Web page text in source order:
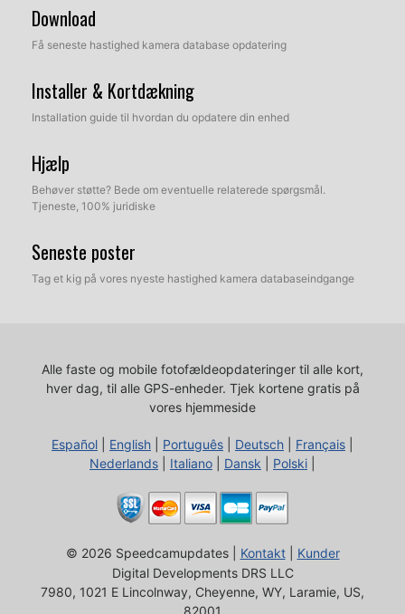
Download
Få seneste hastighed kamera database opdatering
Installer & Kortdækning
Installation guide til hvordan du opdatere din enhed
Hjælp
Behøver støtte? Bede om eventuelle relaterede spørgsmål.
Tjeneste, 100% juridiske
Seneste poster
Tag et kig på vores nyeste hastighed kamera databaseindgange
Alle faste og mobile fotofældeopdateringer til alle kort,
hver dag, til alle GPS-enheder. Tjek kortene gratis på
vores hjemmeside
Español English Português Deutsch Français
Nederlands
Italiano Dansk Polski
© 2026 Speedcamupdates | Kontakt| Kunder
Digital Developments DRS LLC
7980, 1021 E Lincolnway, Cheyenne, WY, Laramie, US,
82001